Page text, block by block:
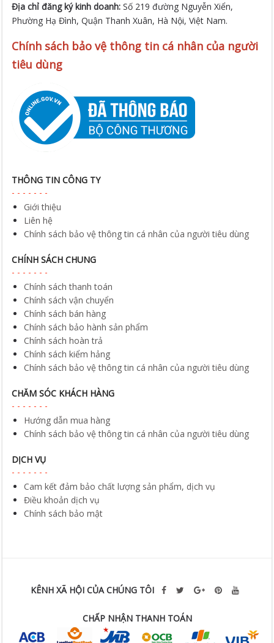
Địa chỉ đăng ký kinh doanh:Số 219 đường Nguyễn Xiển,
Phường Hạ Đình, Quận Thanh Xuân, Hà Nội, Việt Nam.
Chính sách bảo vệ thông tin cá nhân của người
tiêu dùng
THÔNG TIN CÔNG TY
Giới thiệu
Liên hệ
Chính sách bảo vệ thông tin cá nhân của người tiêu dùng
CHÍNH SÁCH CHUNG
Chính sách thanh toán
Chính sách vận chuyển
Chính sách bán hàng
Chính sách bảo hành sản phẩm
Chính sách hoàn trả
Chính sách kiểm hảng
Chính sách bảo vệ thông tin cá nhân của người tiêu dùng
CHĂM SÓC KHÁCH HÀNG
Hướng dẫn mua hàng
Chính sách bảo vệ thông tin cá nhân của người tiêu dùng
DỊCH VỤ
Cam kết đảm bảo chất lượng sản phẩm, dịch vụ
Điều khoản dịch vụ
Chính sách bảo mật
KÊNH XÃ HỘI CỦA CHÚNG TÔI
CHẤP NHẬN THANH TOÁN